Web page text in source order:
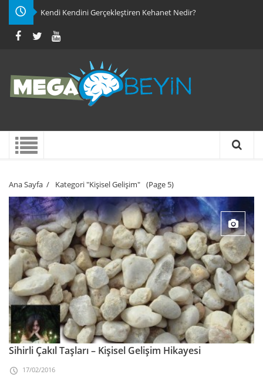
Kendi Kendini Gerçekleştiren Kehanet Nedir?
Ana Sayfa / Kategori "Kişisel Gelişim" (Page 5)
Sihirli Çakıl Taşları – Kişisel Gelişim Hikayesi
17/02/2016